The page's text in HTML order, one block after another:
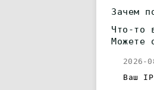
Зачем
Что-то
Можете
2026-
Ваш